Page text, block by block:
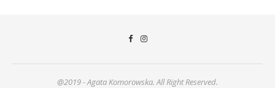
@2019 - Agata Komorowska. All Right Reserved.